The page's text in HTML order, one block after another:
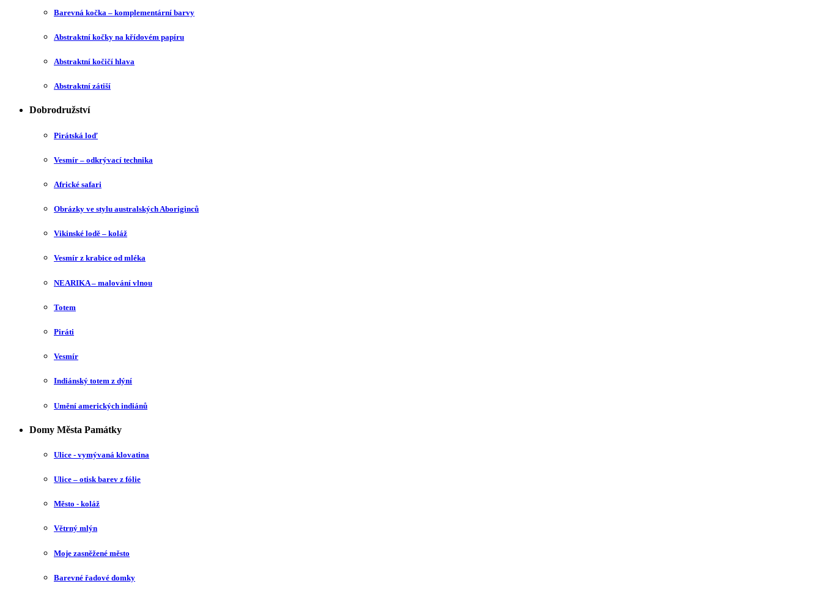
Barevná kočka – komplementární barvy
Abstraktní kočky na křídovém papíru
Abstraktní kočičí hlava
Abstraktní zátiší
Dobrodružství
Pirátská loď
Vesmír – odkrývací technika
Africké safari
Obrázky ve stylu australských Aboriginců
Vikinské lodě – koláž
Vesmír z krabice od mléka
NEARIKA – malování vlnou
Totem
Piráti
Vesmír
Indiánský totem z dýní
Umění amerických indiánů
Domy Města Památky
Ulice - vymývaná klovatina
Ulice – otisk barev z fólie
Město - koláž
Větrný mlýn
Moje zasněžené město
Barevné řadové domky